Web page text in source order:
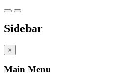
Sidebar
×
Main Menu